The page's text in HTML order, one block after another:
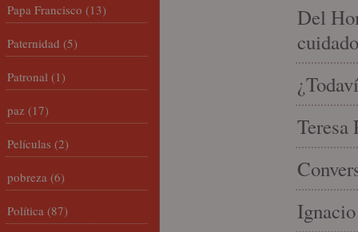
Del
cuidado
Teresa
Papa Francisco (13)
Paternidad (5)
Patronal (1)
paz (17)
Películas (2)
pobreza (6)
Política (87)